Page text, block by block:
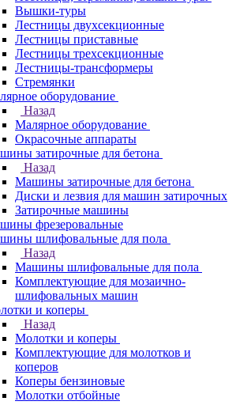
Вышки-туры
Лестницы двухсекционные
Лестницы приставные
Лестницы трехсекционные
Лестницы-трансформеры
Стремянки
оборудование
Назад
Малярное оборудование
Окрасочные аппараты
затирочные для бетона
Назад
Машины затирочные для бетона
Диски и лезвия для машин затирочных
Затирочные машины
фрезеровальные
шлифовальные для пола
Назад
Машины шлифовальные для пола
Комплектующие для мозаично-
шлифовальных машин
и коперы
Назад
Молотки и коперы
Комплектующие для молотков и
коперов
Коперы бензиновые
Молотки отбойные